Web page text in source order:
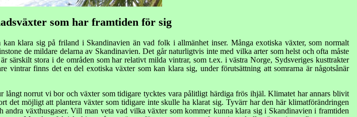
som har framtiden för sig
klara sig på friland i Skandinavien än vad folk i allmänhet inser. Många exotiska växter, som normalt
de mildare delarna av Skandinavien. Det går naturligtvis inte med vilka arter som helst och ofta måste
särskilt stora i de områden som har relativt milda vintrar, som t.ex. i västra Norge, Sydsveriges kusttrakter
vintrar finns det en del exotiska växter som kan klara sig, under förutsättning att somrarna är någotsånär
långt norrut vi bor och växter som tidigare tycktes vara pålitligt härdiga frös ihjäl. Klimatet har annars blivit
det möjligt att plantera växter som tidigare inte skulle ha klarat sig. Tyvärr har den här klimatförändringen
andra växthusgaser. Vill man veta vad vilka växter som kommer kunna klara sig i Skandinavien i framtiden